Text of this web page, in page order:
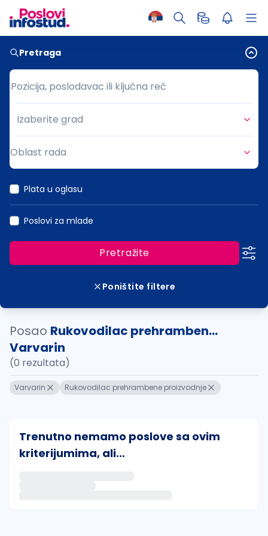
Pretraga
Pozicija, poslodavac ili ključna reč
Pozicija, poslodavac ili ključna reč
Grad
Izaberite grad
Oblast rada
Plata u oglasu
Poslovi za mlade
Pretražite
Poništite filtere
Posao Rukovodilac prehramben...
Varvarin
(0 rezultata)
Varvarin Rukovodilac prehrambene proizvodnje
Trenutno nemamo poslove sa ovim
kriterijumima, ali...